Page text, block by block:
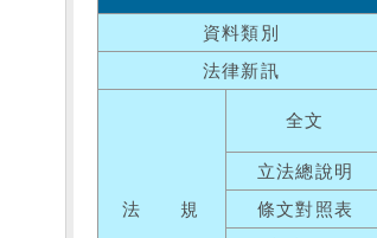
資料類別
法律新訊
法 規
全文
立法總說明
條文對照表